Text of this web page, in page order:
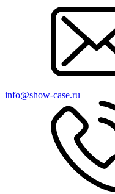
info@show-case.ru